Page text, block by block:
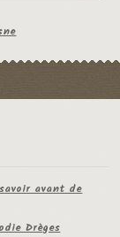
avant de
Drèges